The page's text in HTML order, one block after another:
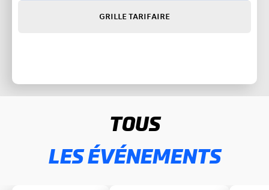
GRILLE TARIFAIRE
TOUS
LES ÉVÉNEMENTS